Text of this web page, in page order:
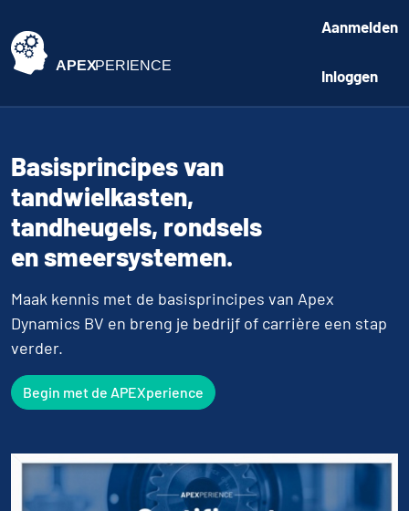
Aanmelden
Inloggen
Basisprincipes van
tandwielkasten,
tandheugels, rondsels
en smeersystemen.
Maak kennis met de basisprincipes van Apex
Dynamics BV en breng je bedrijf of carrière een stap
verder.
Begin met de APEXperience